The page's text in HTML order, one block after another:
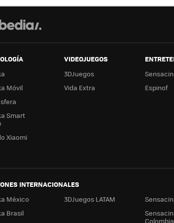
Móvil
Smart
Xiaomi
VIDEOJUEGOS
3DJuegos
Vida Extra
Espinof
INTERNACIONALES
México
Brasil
3DJuegos LATAM
Colombia